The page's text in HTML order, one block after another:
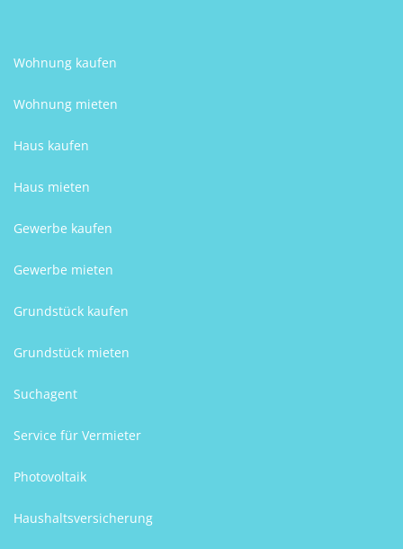
Wohnung kaufen
Wohnung mieten
Haus kaufen
Haus mieten
Gewerbe kaufen
Gewerbe mieten
Grundstück kaufen
Grundstück mieten
Suchagent
Service für Vermieter
Photovoltaik
Haushaltsversicherung